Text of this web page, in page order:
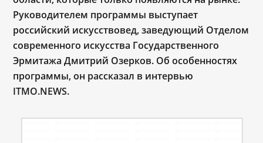
Руководителем программы выступает
российский искусствовед, заведующий Отделом
современного искусства Государственного
Эрмитажа Дмитрий Озерков. Об особенностях
программы, он рассказал в интервью
ITMO.NEWS.